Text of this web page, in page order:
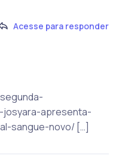
Acesse para responder
apresenta-
sangue-novo/ […]